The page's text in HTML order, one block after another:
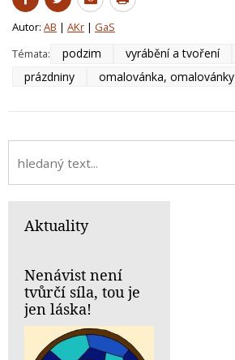
Autor: AB | AKr | GaS
Témata:
podzim vyrábění a tvoření
prázdniny
omalovánka, omalovánky
Aktuality
Nenávist není
tvůrčí síla, tou je
jen láska!